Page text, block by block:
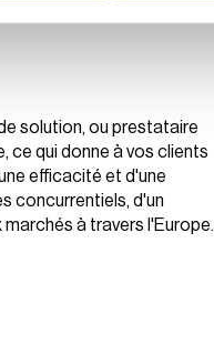
solution, ou prestataire
ce qui donne à vos clients
efficacité et d'une
concurrentiels, d'un
à travers l'Europe.